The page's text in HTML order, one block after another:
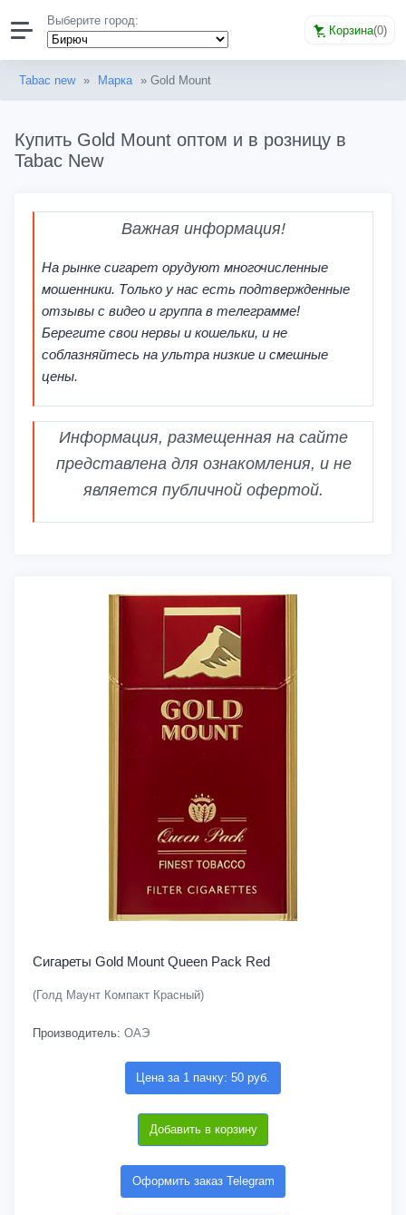
Выберите город:
Корзина(0)
Tabac new » Марка » Gold Mount
Купить Gold Mount оптом и в розницу в
Tabac New
Важная информация!
На рынке сигарет орудуют многочисленные
мошенники. Только у нас есть подтвержденные
отзывы с видео и группа в телеграмме!
Берегите свои нервы и кошельки, и не
соблазняйтесь на ультра низкие и смешные
цены.
Информация, размещенная на сайте
представлена для ознакомления, и не
является публичной офертой.
Сигареты Gold Mount Queen Pack Red
(Голд Маунт Компакт Красный)
Производитель: ОАЭ
Цена за 1 пачку: 50 руб.
Добавить в корзину
Оформить заказ Telegram